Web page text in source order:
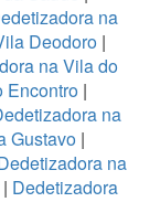
na
Deodoro |
na Vila do
Encontro|
na
Gustavo|
na
| Dedetizadora